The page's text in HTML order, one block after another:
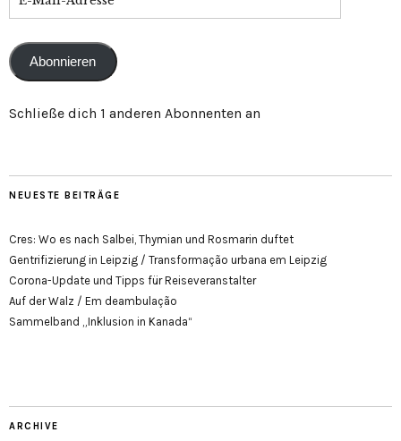
Mail-
Abonnieren
Schließe dich 1 anderen Abonnenten an
NEUESTE BEITRÄGE
Cres: Wo es nach Salbei, Thymian und Rosmarin duftet
Gentrifizierung in Leipzig / Transformação urbana em Leipzig
Corona-Update und Tipps für Reiseveranstalter
Auf der Walz / Em deambulação
Sammelband „Inklusion in Kanada“
ARCHIVE